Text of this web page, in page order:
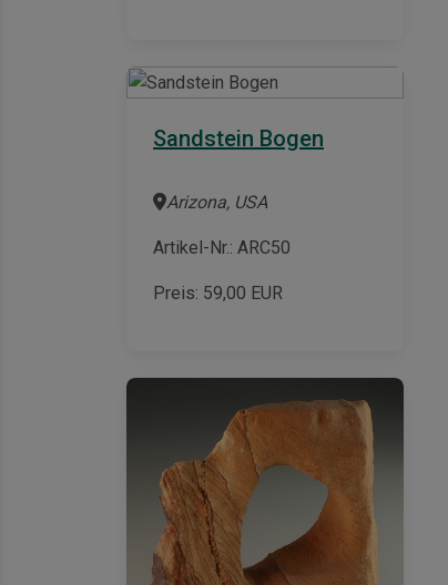
Sandstein Bogen
Arizona, USA
Artikel-Nr.: ARC50
Preis: 59,00 EUR